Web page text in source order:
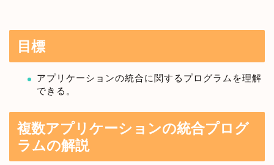
目標
アプリケーションの統合に関するプログラムを理解
できる。
複数アプリケーションの統合プログ
ラムの解説